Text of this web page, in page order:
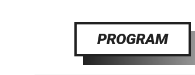
PROGRAM